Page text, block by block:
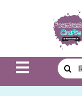
Toggle
Zoeken
naar: